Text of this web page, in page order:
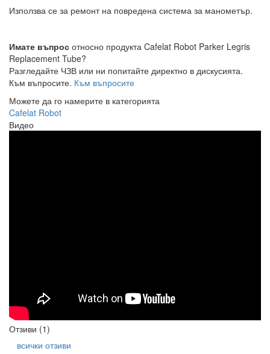
Използва се за ремонт на повредена система за манометър.
Имате въпрос относно продукта Cafelat Robot Parker Legris
Replacement Tube?
Разгледайте ЧЗВ или ни попитайте директно в дискусията.
Към въпросите. Към въпросите
Можете да го намерите в категорията
Cafelat Robot
Видео
Отзиви (1)
всички отзиви